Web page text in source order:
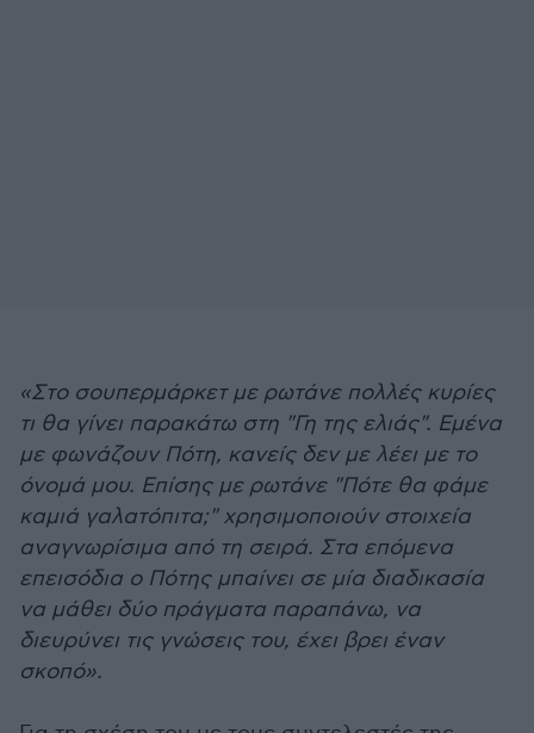
«Στο σουπερμάρκετ με ρωτάνε πολλές κυρίες
τι θα γίνει παρακάτω στη "Γη της ελιάς". Εμένα
με φωνάζουν Πότη, κανείς δεν με λέει με το
όνομά μου. Επίσης με ρωτάνε "Πότε θα φάμε
καμιά γαλατόπιτα;" χρησιμοποιούν στοιχεία
αναγνωρίσιμα από τη σειρά. Στα επόμενα
επεισόδια ο Πότης μπαίνει σε μία διαδικασία
να μάθει δύο πράγματα παραπάνω, να
διευρύνει τις γνώσεις του, έχει βρει έναν
σκοπό».